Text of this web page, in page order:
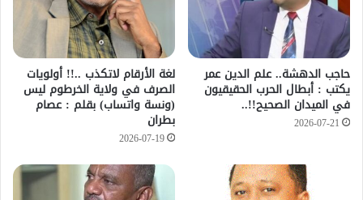
حاجب الدهشة.. علم الدين عمر
يكتب : أبطال الحرب الحقيقيون
في الميدان الصحيح!!..
2026-07-21
لغة الأرقام لاتكذب ..!! أولويات
الصرف في ولاية الخرطوم ليس
(ونسة واتساب) بقلم : عصام
بطران
2026-07-19